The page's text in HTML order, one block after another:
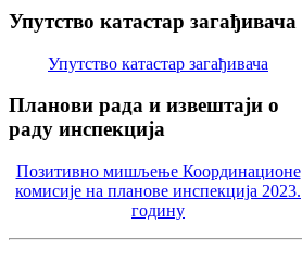
Упутство катастар загађивача
Упутство катастар загађивача
Планови рада и извештаји о
раду инспекција
Позитивно мишљење Координационе
комисије на планове инспекција 2023.
годину